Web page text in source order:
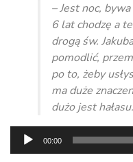
– Jest noc,
6 lat chodzę a
drogą św.
pomodlić,
po to, żeby
ma duże
dużo jest hałasu.
Odtwarzacz
plików
00:00